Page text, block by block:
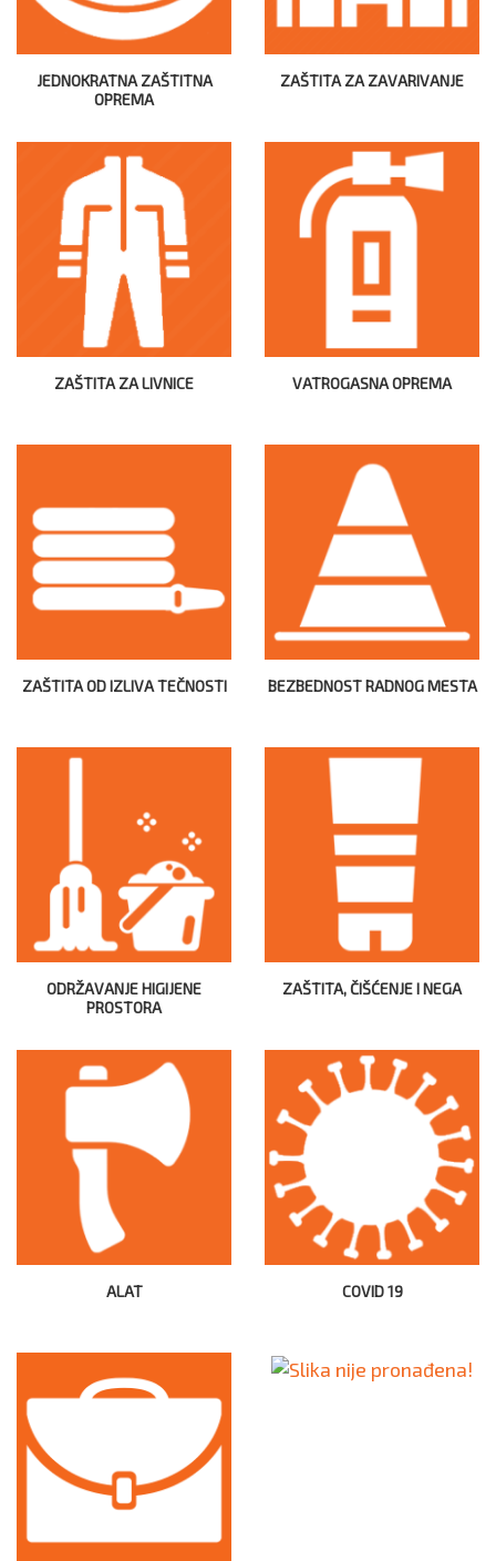
JEDNOKRATNA ZAŠTITNA
OPREMA
ZAŠTITA ZA ZAVARIVANJE
ZAŠTITA ZA LIVNICE VATROGASNA OPREMA
ZAŠTITA OD IZLIVA TEČNOSTI BEZBEDNOST RADNOG MESTA
ODRŽAVANJE HIGIJENE
PROSTORA
ZAŠTITA, ČIŠĆENJE I NEGA
ALAT COVID 19